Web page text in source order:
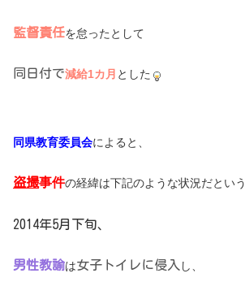
監督責任を怠ったとして
同日付で減給1カ月 とした
同県教育委員会によると、
盗撮事件の経緯は下記のような状況だという
2014年5月下旬、
男性教諭は女子トイレに侵入 し、